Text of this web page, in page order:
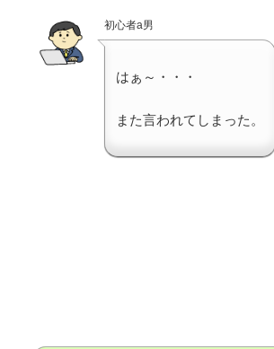
初心者a男
はぁ～・・・
また言われてしまった。